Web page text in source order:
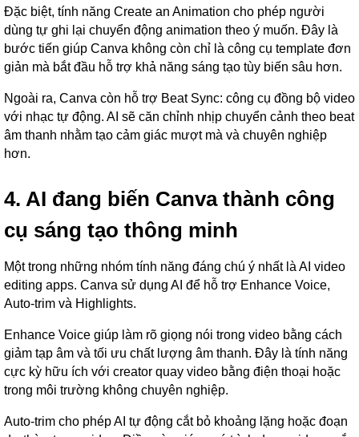
Đặc biệt, tính năng Create an Animation cho phép người
dùng tự ghi lại chuyển động animation theo ý muốn. Đây là
bước tiến giúp Canva không còn chỉ là công cụ template đơn
giản mà bắt đầu hỗ trợ khả năng sáng tạo tùy biến sâu hơn.
Ngoài ra, Canva còn hỗ trợ Beat Sync: công cụ đồng bộ video
với nhạc tự động. AI sẽ căn chỉnh nhịp chuyển cảnh theo beat
âm thanh nhằm tạo cảm giác mượt mà và chuyên nghiệp
hơn.
4. AI đang biến Canva thành công
cụ sáng tạo thông minh
Một trong những nhóm tính năng đáng chú ý nhất là AI video
editing apps. Canva sử dụng AI để hỗ trợ Enhance Voice,
Auto-trim và Highlights.
Enhance Voice giúp làm rõ giọng nói trong video bằng cách
giảm tạp âm và tối ưu chất lượng âm thanh. Đây là tính năng
cực kỳ hữu ích với creator quay video bằng điện thoại hoặc
trong môi trường không chuyên nghiệp.
Auto-trim cho phép AI tự động cắt bỏ khoảng lặng hoặc đoạn